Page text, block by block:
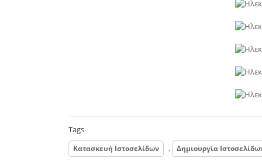
Tags
Κατασκευή Ιστοσελίδων , Δημιουργία